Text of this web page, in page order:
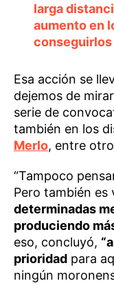
larga
aumento en
conseguirlos
Esa acción se
dejemos de
serie de
también en los
Merlo, entre
“Tampoco
Pero también es
determinadas
produciendo
eso, concluyó,
prioridad para
ningún